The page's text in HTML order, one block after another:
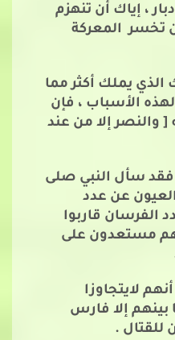
، إياك أن تنهزم
تخسر المعركة
الذي يملك أكثر مما
الأسباب ، فإن
[ والنصر إلا من عند
فقد سأل النبي صلى
عن عدد
الفرسان قاربوا
وهم مستعدون على
لايتجاوزا
بينهم إلا فارس
للقتال .